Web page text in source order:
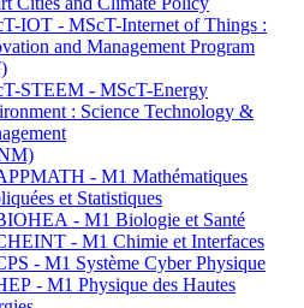
IOT - MScT-Internet of Things :
and Management Program
STEEM - MScT-Energy
: Science Technology &
- M1 Mathématiques
et Statistiques
- M1 Biologie et Santé
- M1 Chimie et Interfaces
- M1 Système Cyber Physique
- M1 Physique des Hautes